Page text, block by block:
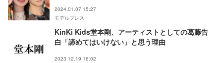
2024.01.07 15:27
モデルプレス
KinKi Kids堂本剛、アーティストとしての葛藤告
白「諦めてはいけない」と思う理由
2023.12.19 16:02